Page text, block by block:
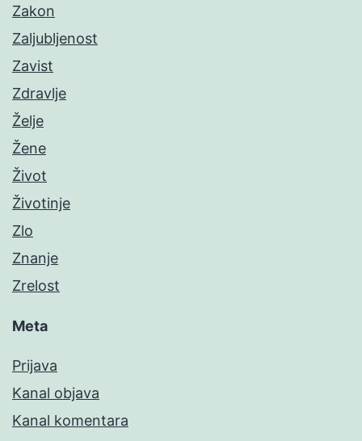
Zakon
Zaljubljenost
Zavist
Zdravlje
Želje
Žene
Život
Životinje
Zlo
Znanje
Zrelost
Meta
Prijava
Kanal objava
Kanal komentara